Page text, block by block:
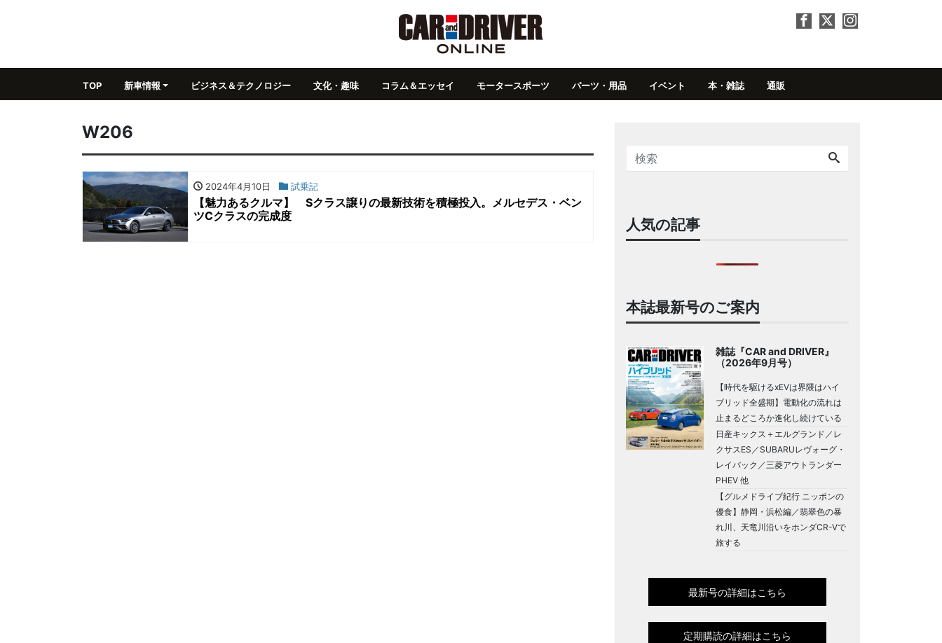
TOP 新車情報 ビジネス＆テクノロジー 文化・趣味 コラム＆エッセイ モータースポーツ パーツ・用品 イベント 本・雑誌 通販
W206
2024年4月10日 試乗記
【魅力あるクルマ】 Sクラス譲りの最新技術を積極投入。メルセデス・ベン
ツCクラスの完成度
人気の記事
本誌最新号のご案内
雑誌『CAR and DRIVER』
（2026年9月号）
【時代を駆けるxEVは界隈はハイ
ブリッド全盛期】電動化の流れは
止まるどころか進化し続けている
日産キックス＋エルグランド／レ
クサスES／SUBARUレヴォーグ・
レイバック／三菱アウトランダー
PHEV 他
【グルメドライブ紀行 ニッポンの
優食】静岡・浜松編／翡翠色の暴
れ川、天竜川沿いをホンダCR-Vで
旅する
最新号の詳細はこちら
定期購読の詳細はこちら